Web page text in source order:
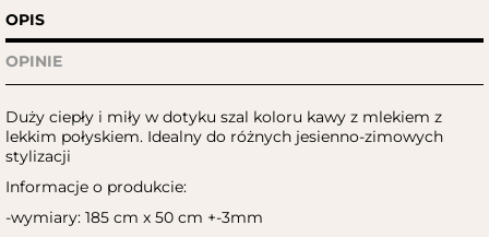
OPIS
OPINIE
Duży ciepły i miły w dotyku szal koloru kawy z mlekiem z
lekkim połyskiem. Idealny do różnych jesienno-zimowych
stylizacji
Informacje o produkcie:
-wymiary: 185 cm x 50 cm +-3mm